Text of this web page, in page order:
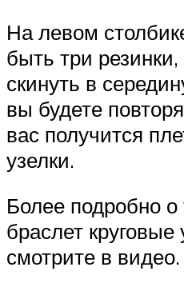
На левом
быть три
скинуть в
вы будете
вас получится
узелки.
Более подробно о
браслет круговые
смотрите в видео.